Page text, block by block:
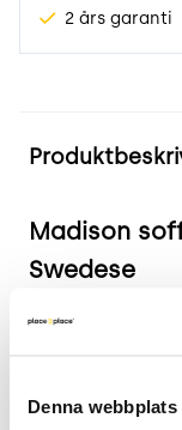
Denna
2 års garanti
Madison
Swedese
plywood